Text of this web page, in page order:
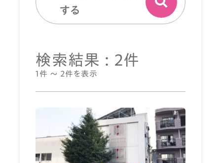
する
検索結果 : 2件
1件 ～ 2件を表示